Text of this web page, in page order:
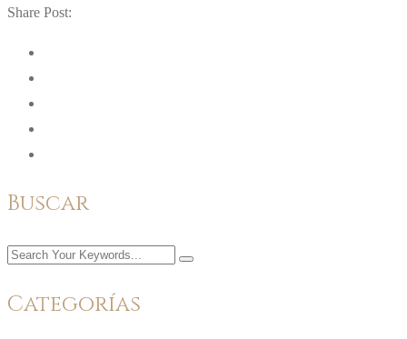
Share Post:
Buscar
Categorías